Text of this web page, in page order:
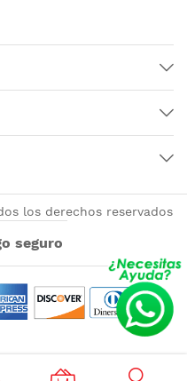
los derechos reservados
seguro